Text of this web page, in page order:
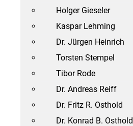
Holger Gieseler
Kaspar Lehming
Dr. Jürgen Heinrich
Torsten Stempel
Tibor Rode
Dr. Andreas Reiff
Dr. Fritz R. Osthold
Dr. Konrad B. Osthold